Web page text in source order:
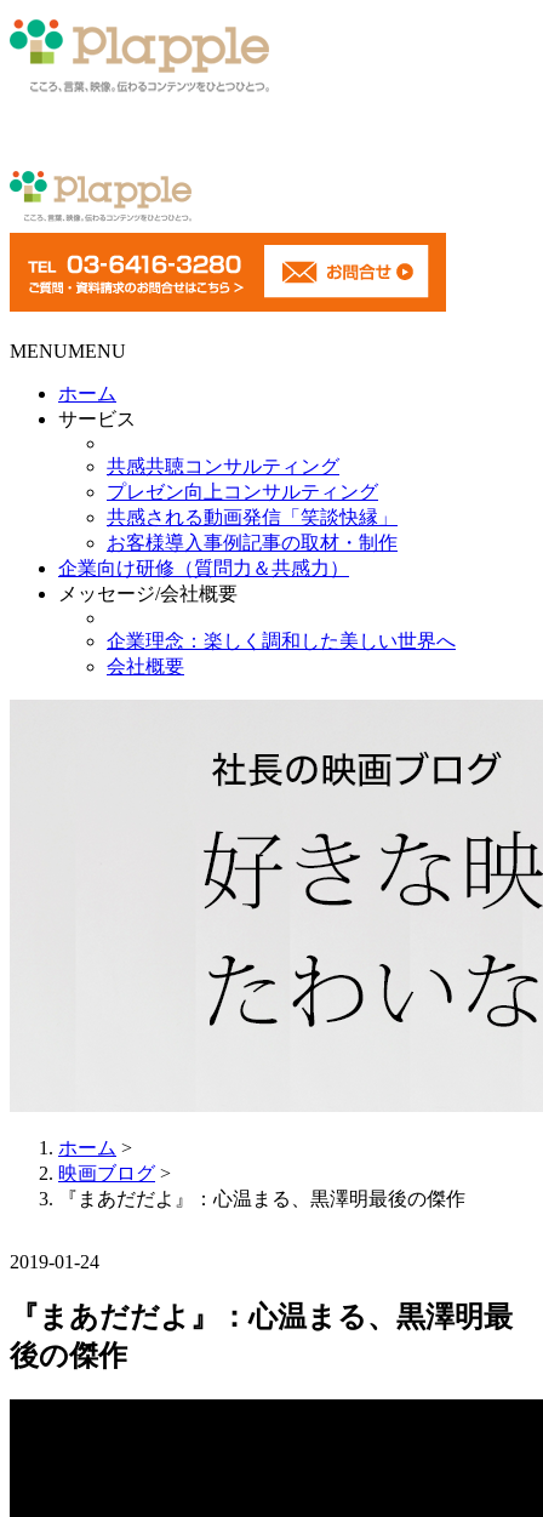
MENUMENU
ホーム
サービス
共感共聴コンサルティング
プレゼン向上コンサルティング
共感される動画発信「笑談快縁」
お客様導入事例記事の取材・制作
企業向け研修（質問力＆共感力）
メッセージ/会社概要
企業理念：楽しく調和した美しい世界へ
会社概要
ホーム >
映画ブログ >
『まあだだよ』：心温まる、黒澤明最後の傑作
2019-01-24
『まあだだよ』：心温まる、黒澤明最
後の傑作